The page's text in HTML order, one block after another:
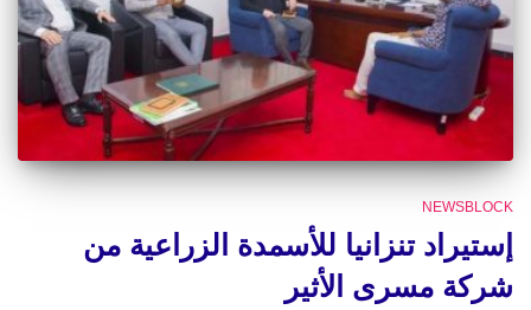
NEWSBLOCK
إستيراد تنزانيا للأسمدة الزراعية من
شركة مسرى الأثير